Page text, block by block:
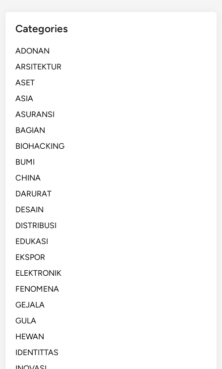
Categories
ADONAN
ARSITEKTUR
ASET
ASIA
ASURANSI
BAGIAN
BIOHACKING
BUMI
CHINA
DARURAT
DESAIN
DISTRIBUSI
EDUKASI
EKSPOR
ELEKTRONIK
FENOMENA
GEJALA
GULA
HEWAN
IDENTITTAS